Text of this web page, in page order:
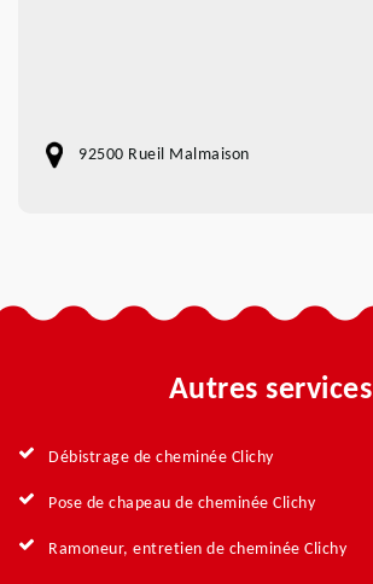
92500 Rueil Malmaison
Autres services
Débistrage de cheminée Clichy
Pose de chapeau de cheminée Clichy
Ramoneur, entretien de cheminée Clichy